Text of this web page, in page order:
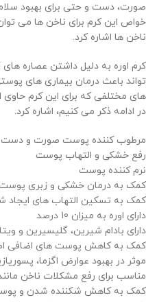
صورت، دست و حتی برای بهبود
خواص این کرم برای ناخن ها می
ناخن ها اشاره کرد.
کرم اوره به دلیل داشتن عصاره
تواند باعث درمان بیماری های
های مختلفی که برای این کرم حاوی
در ادامه ذکر می کنیم، اشاره کرد.
مرطوب کننده پوست صورت و دست
رفع خشکی و التهاب پوست
نرم کننده پوست
کمک به درمان خشکی و زبری پوست
کمک به تسکین التهاب های ایجاد
دارای اوره به میزان 10 درصد
دارای بادام شیرین، گلیسیرین و
کمک به کاهش پوست های اضافی
موثر در بهبود عوارض اگزما،
مناسب برای رفع مشکلات ناخن
کمک به کاهش شکننده شدن و